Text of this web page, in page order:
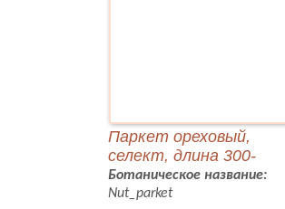
Паркет ореховый,
селект, длина 300-
420мм., ширина - 70 мм,
толщина – 15мм
Ботаническое название:
Nut_parket